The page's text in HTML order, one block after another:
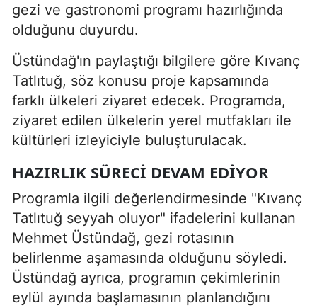
gezi ve gastronomi programı hazırlığında
olduğunu duyurdu.
Üstündağ'ın paylaştığı bilgilere göre Kıvanç
Tatlıtuğ, söz konusu proje kapsamında
farklı ülkeleri ziyaret edecek. Programda,
ziyaret edilen ülkelerin yerel mutfakları ile
kültürleri izleyiciyle buluşturulacak.
HAZIRLIK SÜRECI DEVAM EDIYOR
Programla ilgili değerlendirmesinde "Kıvanç
Tatlıtuğ seyyah oluyor" ifadelerini kullanan
Mehmet Üstündağ, gezi rotasının
belirlenme aşamasında olduğunu söyledi.
Üstündağ ayrıca, programın çekimlerinin
eylül ayında başlamasının planlandığını